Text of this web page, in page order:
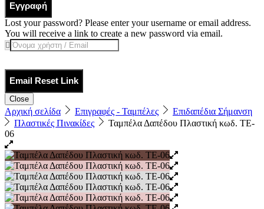
Εγγραφή
Lost your password? Please enter your username or email address.
You will receive a link to create a new password via email.
Email Reset Link
Close
Αρχική σελίδα Επιγραφές - Ταμπέλες
Επιδαπέδια Σήμανση
Πλαστικές Πινακίδες
Ταμπέλα Δαπέδου Πλαστική κωδ. TE-
06